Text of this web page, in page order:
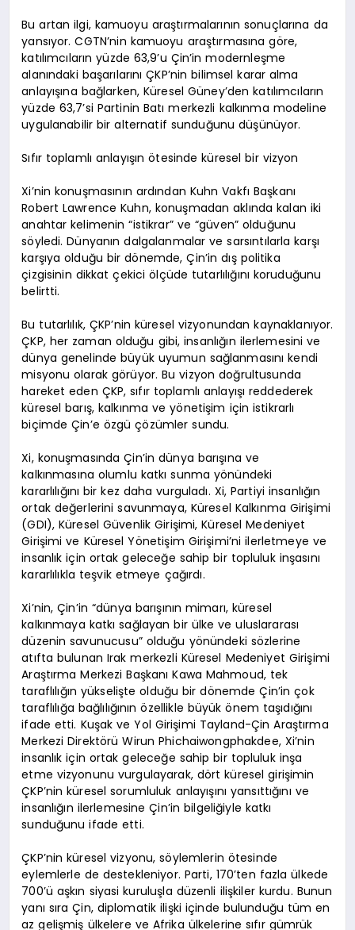
Bu artan ilgi, kamuoyu araştırmalarının sonuçlarına da
yansıyor. CGTN’nin kamuoyu araştırmasına göre,
katılımcıların yüzde 63,9’u Çin’in modernleşme
alanındaki başarılarını ÇKP’nin bilimsel karar alma
anlayışına bağlarken, Küresel Güney’den katılımcıların
yüzde 63,7’si Partinin Batı merkezli kalkınma modeline
uygulanabilir bir alternatif sunduğunu düşünüyor.
Sıfır toplamlı anlayışın ötesinde küresel bir vizyon
Xi’nin konuşmasının ardından Kuhn Vakfı Başkanı
Robert Lawrence Kuhn, konuşmadan aklında kalan iki
anahtar kelimenin “istikrar” ve “güven” olduğunu
söyledi. Dünyanın dalgalanmalar ve sarsıntılarla karşı
karşıya olduğu bir dönemde, Çin’in dış politika
çizgisinin dikkat çekici ölçüde tutarlılığını koruduğunu
belirtti.
Bu tutarlılık, ÇKP’nin küresel vizyonundan kaynaklanıyor.
ÇKP, her zaman olduğu gibi, insanlığın ilerlemesini ve
dünya genelinde büyük uyumun sağlanmasını kendi
misyonu olarak görüyor. Bu vizyon doğrultusunda
hareket eden ÇKP, sıfır toplamlı anlayışı reddederek
küresel barış, kalkınma ve yönetişim için istikrarlı
biçimde Çin’e özgü çözümler sundu.
Xi, konuşmasında Çin’in dünya barışına ve
kalkınmasına olumlu katkı sunma yönündeki
kararlılığını bir kez daha vurguladı. Xi, Partiyi insanlığın
ortak değerlerini savunmaya, Küresel Kalkınma Girişimi
(GDI), Küresel Güvenlik Girişimi, Küresel Medeniyet
Girişimi ve Küresel Yönetişim Girişimi’ni ilerletmeye ve
insanlık için ortak geleceğe sahip bir topluluk inşasını
kararlılıkla teşvik etmeye çağırdı.
Xi’nin, Çin’in “dünya barışının mimarı, küresel
kalkınmaya katkı sağlayan bir ülke ve uluslararası
düzenin savunucusu” olduğu yönündeki sözlerine
atıfta bulunan Irak merkezli Küresel Medeniyet Girişimi
Araştırma Merkezi Başkanı Kawa Mahmoud, tek
taraflılığın yükselişte olduğu bir dönemde Çin’in çok
taraflılığa bağlılığının özellikle büyük önem taşıdığını
ifade etti. Kuşak ve Yol Girişimi Tayland-Çin Araştırma
Merkezi Direktörü Wirun Phichaiwongphakdee, Xi’nin
insanlık için ortak geleceğe sahip bir topluluk inşa
etme vizyonunu vurgulayarak, dört küresel girişimin
ÇKP’nin küresel sorumluluk anlayışını yansıttığını ve
insanlığın ilerlemesine Çin’in bilgeliğiyle katkı
sunduğunu ifade etti.
ÇKP’nin küresel vizyonu, söylemlerin ötesinde
eylemlerle de destekleniyor. Parti, 170’ten fazla ülkede
700’ü aşkın siyasi kuruluşla düzenli ilişkiler kurdu. Bunun
yanı sıra Çin, diplomatik ilişki içinde bulunduğu tüm en
az gelişmiş ülkelere ve Afrika ülkelerine sıfır gümrük